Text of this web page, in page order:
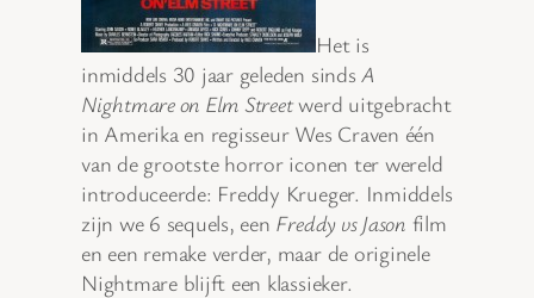
Het is
inmiddels 30 jaar geleden sinds A
Nightmare on Elm Streetwerd uitgebracht
in Amerika en regisseur Wes Craven één
van de grootste horror iconen ter wereld
introduceerde: Freddy Krueger. Inmiddels
zijn we 6 sequels, een Freddy vs Jason film
en een remake verder, maar de originele
Nightmare blijft een klassieker.